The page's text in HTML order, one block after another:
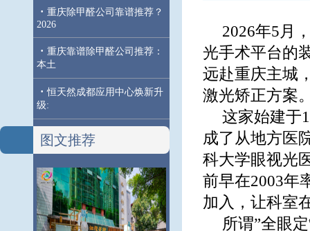
· 重庆除甲醛公司靠谱推荐？
2026
· 重庆靠谱除甲醛公司推荐：
本土
· 恒天然成都应用中心焕新升
级:
图文推荐
2026年5月
光手术平台的
远赴重庆主城
激光矫正方案
这家始建于
成了从地方医
科大学眼视光
前早在2003年
加入，让科室
所谓”全眼